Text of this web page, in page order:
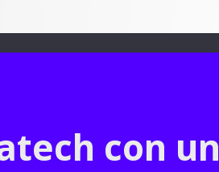
con un